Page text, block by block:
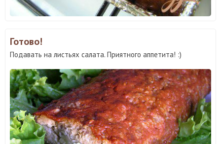
Готово!
Подавать на листьях салата. Приятного аппетита! :)